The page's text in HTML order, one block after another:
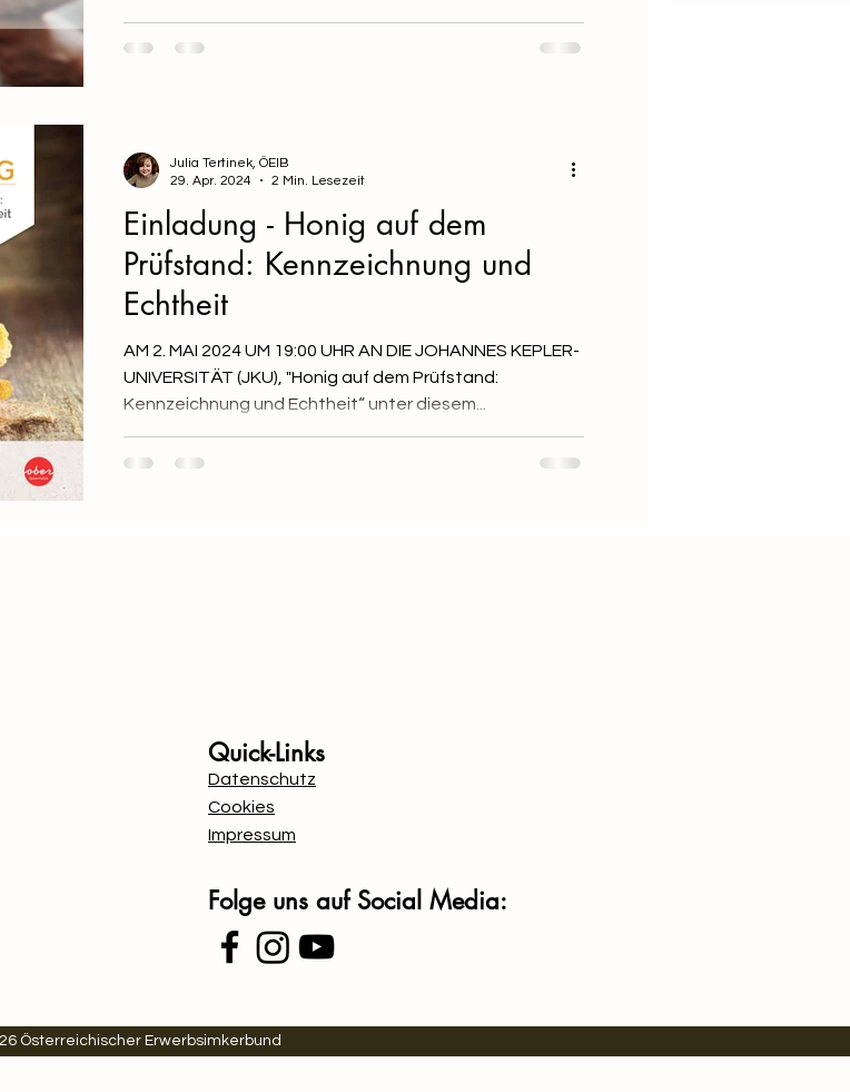
Einladung - Honig auf dem
Prüfstand: Kennzeichnung und
Echtheit
AM 2. MAI 2024 UM 19:00 UHR AN DIE JOHANNES KEPLER-
UNIVERSITÄT (JKU), "Honig auf dem Prüfstand:
Kennzeichnung und Echtheit“ unter diesem...
Julia Tertinek, ÖEIB
29. Apr. 2024
2 Min. Lesezeit
Quick-Links
Datenschutz
Cookies
Impressum
Folge uns auf Social Media:
Österreichischer Erwerbsimkerbund